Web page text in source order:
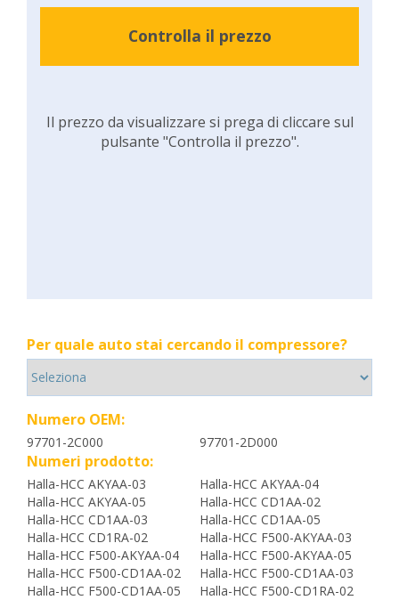
Controlla il prezzo
Il prezzo da visualizzare si prega di cliccare sul
pulsante "Controlla il prezzo".
Per quale auto stai cercando il compressore?
Numero OEM:
97701-2C000 97701-2D000
Numeri prodotto:
Halla-HCC AKYAA-03
Halla-HCC AKYAA-04
Halla-HCC AKYAA-05
Halla-HCC CD1AA-02
Halla-HCC CD1AA-03
Halla-HCC CD1AA-05
Halla-HCC CD1RA-02
Halla-HCC F500-AKYAA-03
Halla-HCC F500-AKYAA-04
Halla-HCC F500-AKYAA-05
Halla-HCC F500-CD1AA-02
Halla-HCC F500-CD1AA-03
Halla-HCC F500-CD1AA-05
Halla-HCC F500-CD1RA-02